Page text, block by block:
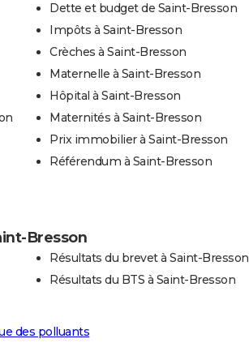
Dette et budget de Saint-Bresson
Impôts à Saint-Bresson
Crèches à Saint-Bresson
Maternelle à Saint-Bresson
Hôpital à Saint-Bresson
Maternités à Saint-Bresson
Prix immobilier à Saint-Bresson
Référendum à Saint-Bresson
Bresson
Résultats du brevet à Saint-Bresson
Résultats du BTS à Saint-Bresson
des polluants